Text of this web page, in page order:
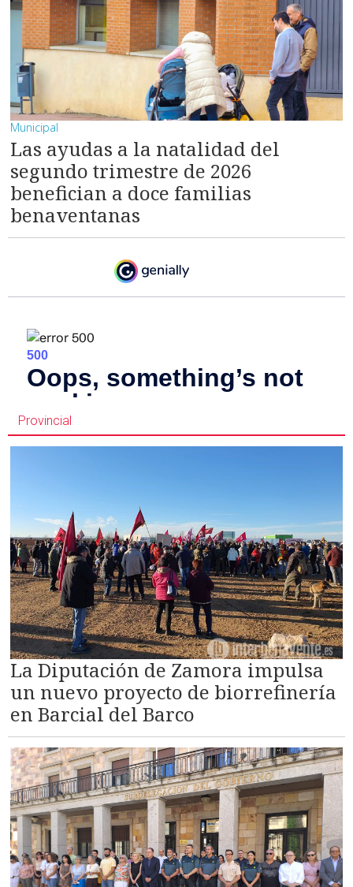
Municipal
Las ayudas a la natalidad del
segundo trimestre de 2026
benefician a doce familias
benaventanas
Provincial
La Diputación de Zamora impulsa
un nuevo proyecto de biorrefinería
en Barcial del Barco